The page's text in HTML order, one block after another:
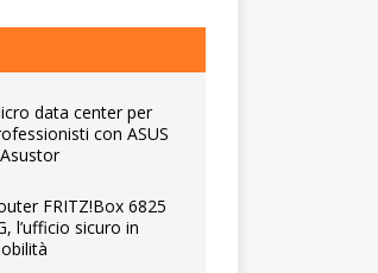
data center per
con ASUS
FRITZ!Box 6825
l’ufficio sicuro in